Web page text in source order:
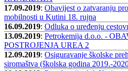
17.09.2019: Obavijest o zatvaranju
mobilnosti u Kutini 18. rujna
16.09.2019: Odluka o uređenju
13.09.2019: Petrokemija d.o.o. -
POSTROJENJA UREA 2
12.09.2019: Osiguravanje školske
siromaštva (školska godina 2019.-